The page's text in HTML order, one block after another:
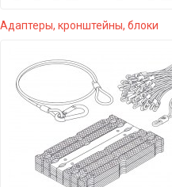
Адаптеры, кронштейны, блоки